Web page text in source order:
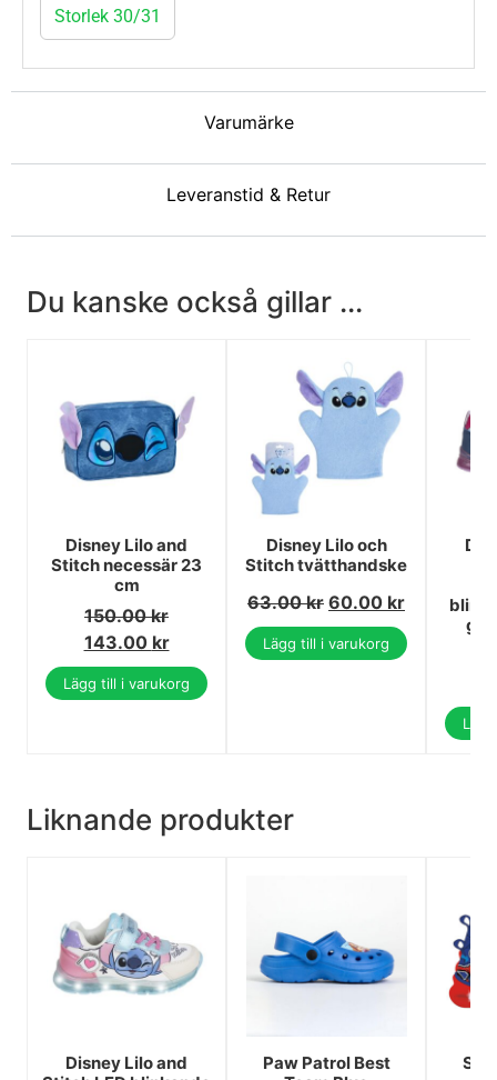
Varumärke
Leveranstid & Retur
Storlek 30/31
Du kanske också gillar ...
Disney Lilo and
Stitch necessär 23
cm
150.00kr
143.00 kr
Lägg till i varukorg
Disney Lilo och
Stitch tvätthandske
63.00kr 60.00 kr
Lägg till i varukorg
Liknande produkter
Disney Lilo and
Paw Patrol Best